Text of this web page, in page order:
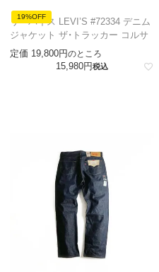
19%OFF
リーバイス LEVI’S #72334 デニム
ジャケット ザ・トラッカー コルサ
定価 19,800 のところ
15,980 税込